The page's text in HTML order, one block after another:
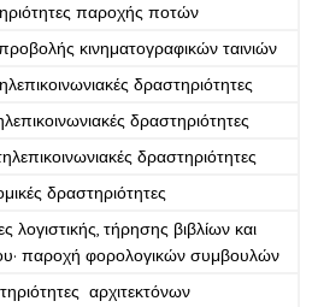
παροχής ποτών
κινηματογραφικών ταινιών
δραστηριότητες
δραστηριότητες
δραστηριότητες
δραστηριότητες
λογιστικής, τήρησης βιβλίων και
παροχή φορολογικών συμβουλών
αρχιτεκτόνων